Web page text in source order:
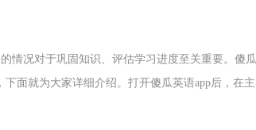
20
软件功能1、土GO鲜生app可自
在检查要领会的水稻田、菜地和
情况对于巩固知识、评估学习进度至关重要。傻
面就为大家详细介绍。打开傻瓜英语app后，在
般来说，你可以点击界面下方的“学